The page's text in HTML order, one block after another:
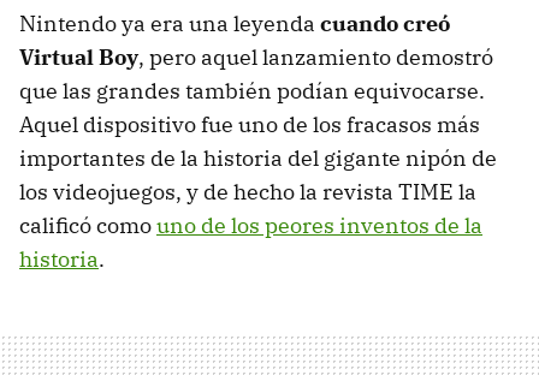
Nintendo ya era una leyenda cuando creó
Virtual Boy, pero aquel lanzamiento demostró
que las grandes también podían equivocarse.
Aquel dispositivo fue uno de los fracasos más
importantes de la historia del gigante nipón de
los videojuegos, y de hecho la revista TIME la
calificó comouno de los peores inventos de la
historia.